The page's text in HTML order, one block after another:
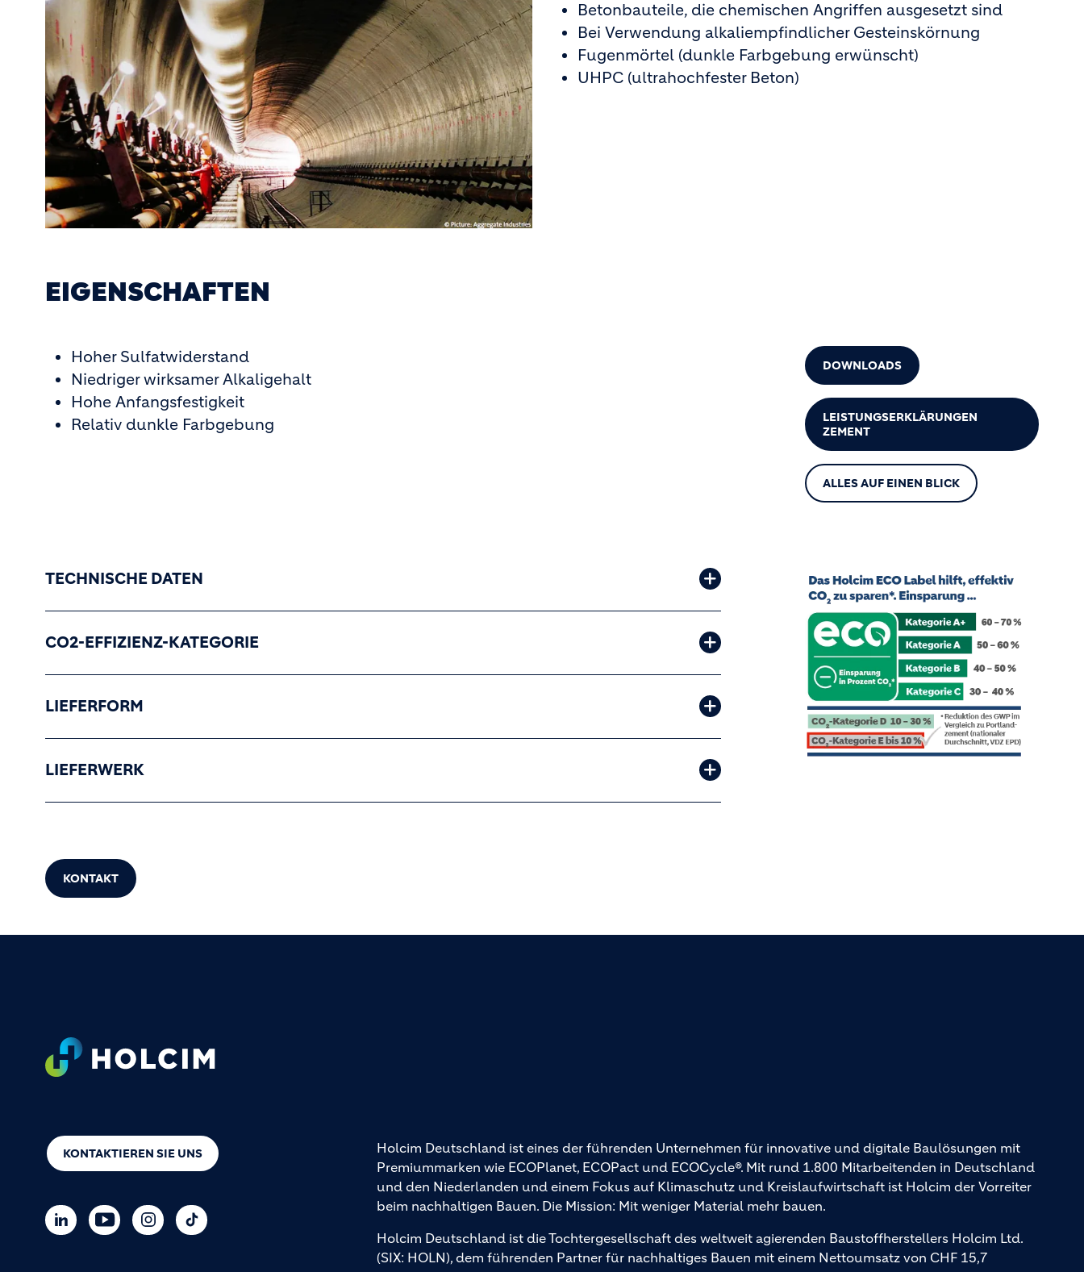
Betonbauteile, die chemischen Angriffen ausgesetzt sind
Bei Verwendung alkaliempfindlicher Gesteinskörnung
Fugenmörtel (dunkle Farbgebung erwünscht)
UHPC (ultrahochfester Beton)
EIGENSCHAFTEN
Hoher Sulfatwiderstand
Niedriger wirksamer Alkaligehalt
Hohe Anfangsfestigkeit
Relativ dunkle Farbgebung
DOWNLOADS
LEISTUNGSERKLÄRUNGEN
ZEMENT
ALLES AUF EINEN BLICK
TECHNISCHE DATEN
CO2-EFFIZIENZ-KATEGORIE
LIEFERFORM
LIEFERWERK
KONTAKT
KONTAKTIEREN SIE UNS
Holcim Deutschland ist eines der führenden Unternehmen für innovative und digitale Baulösungen mit
Premiummarken wie ECOPlanet, ECOPact und ECOCycle®. Mit rund 1.800 Mitarbeitenden in Deutschland
und den Niederlanden und einem Fokus auf Klimaschutz und Kreislaufwirtschaft ist Holcim der Vorreiter
beim nachhaltigen Bauen. Die Mission: Mit weniger Material mehr bauen.
Holcim Deutschland ist die Tochtergesellschaft des weltweit agierenden Baustoffherstellers Holcim Ltd.
(SIX: HOLN), dem führenden Partner für nachhaltiges Bauen mit einem Nettoumsatz von CHF 15,7